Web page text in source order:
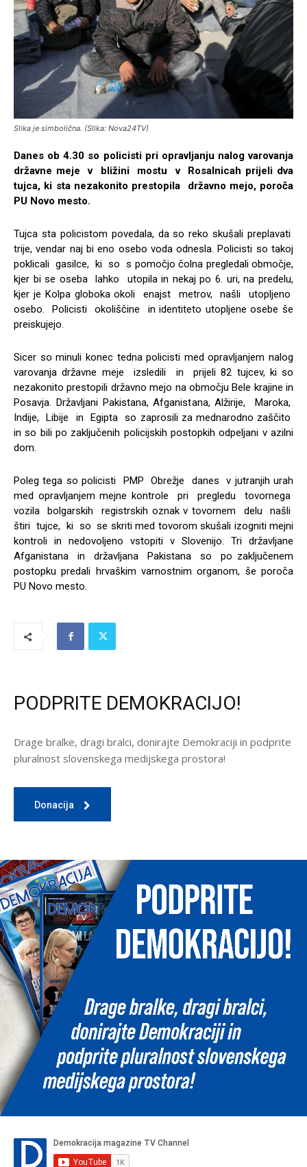
Slika je simbolična. (Slika: Nova24TV)
Danes ob 4.30 so policisti pri opravljanju nalog varovanja
državne meje v bližini mostu v Rosalnicah prijeli dva
tujca, ki sta nezakonito prestopila državno mejo, poroča
PU Novo mesto.
Tujca sta policistom povedala, da so reko skušali preplavati
trije, vendar naj bi eno osebo voda odnesla. Policisti so takoj
poklicali gasilce, ki so s pomočjo čolna pregledali območje,
kjer bi se oseba lahko utopila in nekaj po 6. uri, na predelu,
kjer je Kolpa globoka okoli enajst metrov, našli utopljeno
osebo. Policisti okoliščine in identiteto utopljene osebe še
preiskujejo.
Sicer so minuli konec tedna policisti med opravljanjem nalog
varovanja državne meje izsledili in prijeli 82 tujcev, ki so
nezakonito prestopili državno mejo na območju Bele krajine in
Posavja. Državljani Pakistana, Afganistana, Alžirije, Maroka,
Indije, Libije in Egipta so zaprosili za mednarodno zaščito
in so bili po zaključenih policijskih postopkih odpeljani v azilni
dom.
Poleg tega so policisti PMP Obrežje danes v jutranjih urah
med opravljanjem mejne kontrole pri pregledu tovornega
vozila bolgarskih registrskih oznak v tovornem delu našli
štiri tujce, ki so se skriti med tovorom skušali izogniti mejni
kontroli in nedovoljeno vstopiti v Slovenijo. Tri državljane
Afganistana in državljana Pakistana so po zaključenem
postopku predali hrvaškim varnostnim organom, še poroča
PU Novo mesto.
PODPRITE DEMOKRACIJO!
Drage bralke, dragi bralci, donirajte Demokraciji in podprite
pluralnost slovenskega medijskega prostora!
Donacija